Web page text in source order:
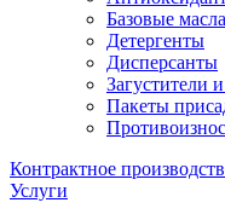
Базовые масла
Детергенты
Дисперсанты
Загустители
Пакеты
Контрактное
Услуги